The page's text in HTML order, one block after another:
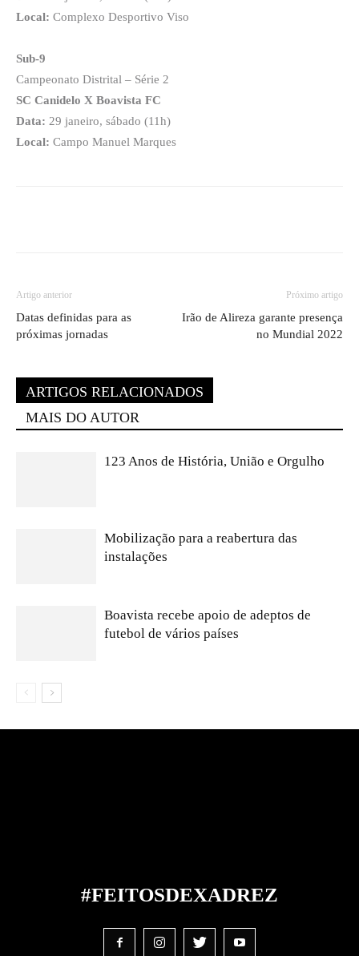
Local: Complexo Desportivo Viso
Sub-9
Campeonato Distrital – Série 2
SC Canidelo X Boavista FC
Data: 29 janeiro, sábado (11h)
Local: Campo Manuel Marques
Artigo anterior
Datas definidas para as
próximas jornadas
Próximo artigo
Irão de Alireza garante presença
no Mundial 2022
ARTIGOS RELACIONADOS
MAIS DO AUTOR
123 Anos de História, União e Orgulho
Mobilização para a reabertura das
instalações
Boavista recebe apoio de adeptos de
futebol de vários países
#FEITOSDEXADREZ